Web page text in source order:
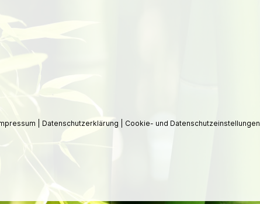
Datenschutzerklärung Cookie- und Datenschutzeinstellungen